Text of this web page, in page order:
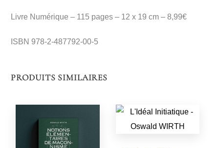
WIRTH
PDF
Livre Numérique – 115 pages – 12 x 19 cm – 8,99€
ISBN 978-2-487792-00-5
PRODUITS SIMILAIRES